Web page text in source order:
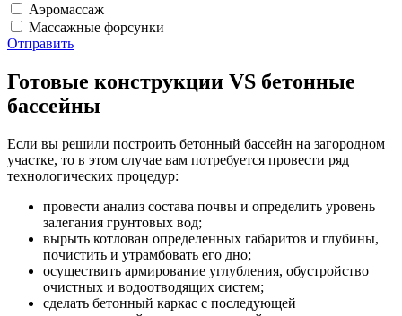
Аэромассаж
Массажные форсунки
Отправить
Готовые конструкции VS бетонные
бассейны
Если вы решили построить бетонный бассейн на загородном
участке, то в этом случае вам потребуется провести ряд
технологических процедур:
провести анализ состава почвы и определить уровень
залегания грунтовых вод;
вырыть котлован определенных габаритов и глубины,
почистить и утрамбовать его дно;
осуществить армирование углубления, обустройство
очистных и водоотводящих систем;
сделать бетонный каркас с последующей